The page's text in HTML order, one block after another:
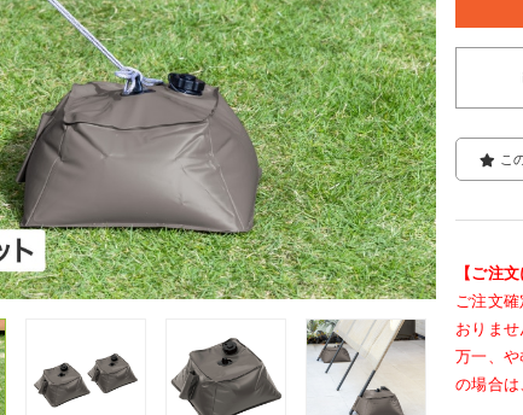
こ
【ご注
ご注文
おりませ
万一、
の場合